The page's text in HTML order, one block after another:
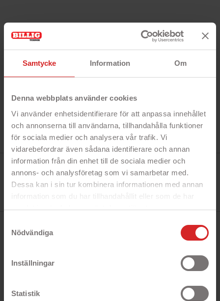
Samtycke Information Om
Denna webbplats använder cookies
Vi använder enhetsidentifierare för att anpassa innehållet
och annonserna till användarna, tillhandahålla funktioner
för sociala medier och analysera vår trafik. Vi
vidarebefordrar även sådana identifierare och annan
information från din enhet till de sociala medier och
annons- och analysföretag som vi samarbetar med.
Dessa kan i sin tur kombinera informationen med annan
information som du har tillhandahållit eller som de har
samlat in när du har använt deras tjänster.
Nödvändiga
Inställningar
Statistik
Tillverkare:
Gear
663325
I lager
Snabbfakta!
- Skyddar din telefon från repor och stötar